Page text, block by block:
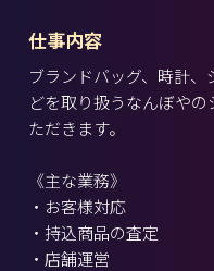
仕事内容
ブランドバッグ、時計
どを取り扱うなんぼや
ただきます。
《主な業務》
・お客様対応
・持込商品の査定
・店舗運営